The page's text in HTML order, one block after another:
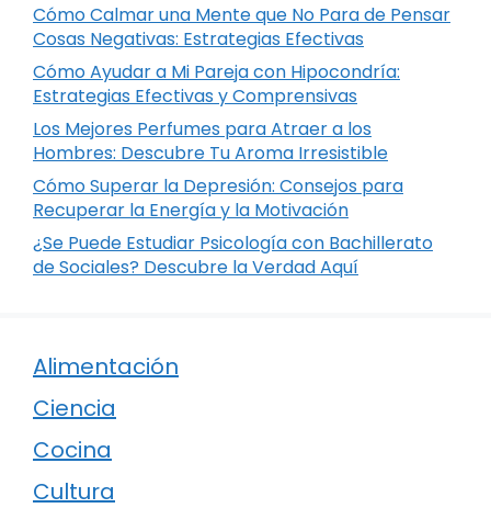
Cómo Calmar una Mente que No Para de Pensar
Cosas Negativas: Estrategias Efectivas
Cómo Ayudar a Mi Pareja con Hipocondría:
Estrategias Efectivas y Comprensivas
Los Mejores Perfumes para Atraer a los
Hombres: Descubre Tu Aroma Irresistible
Cómo Superar la Depresión: Consejos para
Recuperar la Energía y la Motivación
¿Se Puede Estudiar Psicología con Bachillerato
de Sociales? Descubre la Verdad Aquí
Alimentación
Ciencia
Cocina
Cultura